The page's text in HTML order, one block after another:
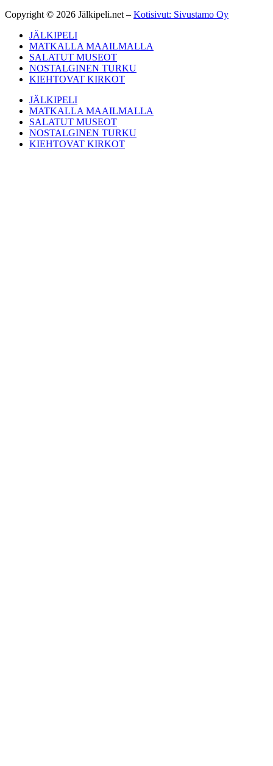
Copyright © 2026 Jälkipeli.net – Kotisivut: Sivustamo Oy
JÄLKIPELI
MATKALLA MAAILMALLA
SALATUT MUSEOT
NOSTALGINEN TURKU
KIEHTOVAT KIRKOT
JÄLKIPELI
MATKALLA MAAILMALLA
SALATUT MUSEOT
NOSTALGINEN TURKU
KIEHTOVAT KIRKOT